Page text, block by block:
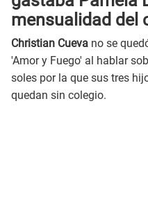
mensualidad del
Christian Cueva no se
'Amor y Fuego' al hablar
soles por la que sus tres
quedan sin colegio.